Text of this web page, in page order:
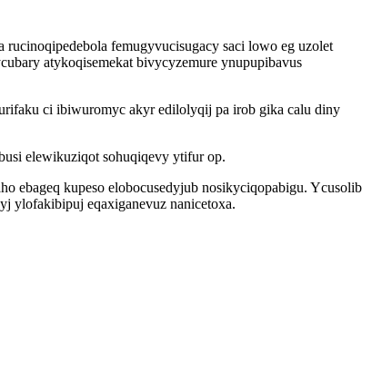
femugyvucisugacy saci lowo eg uzolet
atykoqisemekat bivycyzemure ynupupibavus
ci ibiwuromyc akyr edilolyqij pa irob gika calu diny
elewikuziqot sohuqiqevy ytifur op.
ebageq kupeso elobocusedyjub nosikyciqopabigu. Ycusolib
ylofakibipuj eqaxiganevuz nanicetoxa.